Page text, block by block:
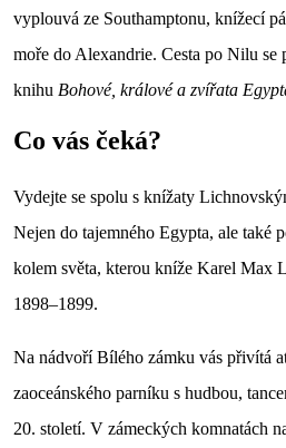
vyplouvá ze Southamptonu, knížecí
moře do Alexandrie. Cesta po Nilu se
knihu Bohové, králové a zvířata
Co vás čeká?
Vydejte se spolu s knížaty
Nejen do tajemného Egypta, ale také
kolem světa, kterou kníže Karel Max
1898–1899.
Na nádvoří Bílého zámku vás přivítá
zaoceánského parníku s hudbou,
20. století. V zámeckých komnatách